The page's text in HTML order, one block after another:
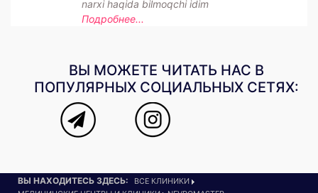
narxi haqida bilmoqchi idim
Подробнее...
ВЫ МОЖЕТЕ ЧИТАТЬ НАС В
ПОПУЛЯРНЫХ СОЦИАЛЬНЫХ СЕТЯХ:
ВЫ НАХОДИТЕСЬ ЗДЕСЬ:
ВСЕ КЛИНИКИ